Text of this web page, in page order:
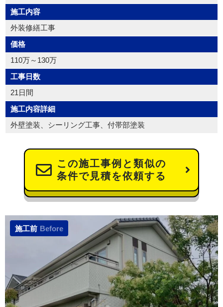
施工内容
外装修繕工事
価格
110万～130万
工事日数
21日間
施工内容詳細
外壁塗装、シーリング工事、付帯部塗装
この施工事例と類似の
条件で見積を依頼する
施工前 Before